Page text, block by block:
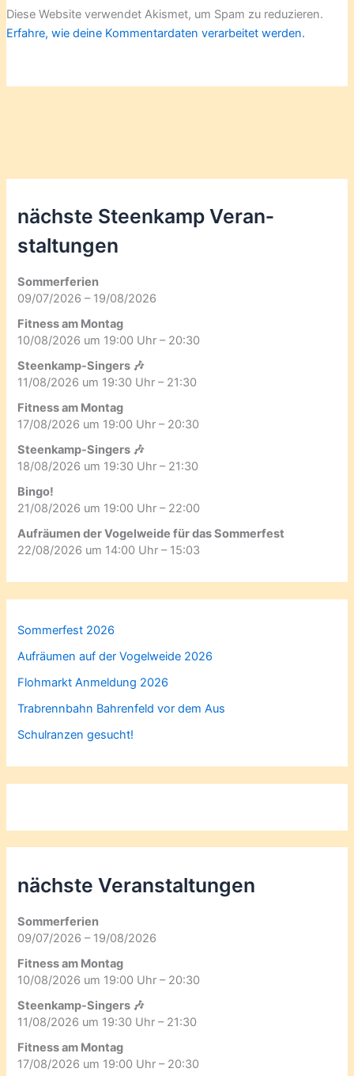
Diese Website verwendet Akismet, um Spam zu reduzieren.
Erfahre, wie deine Kommentardaten verarbeitet werden.
nächste Steenkamp Veran­
staltungen
Sommerferien
09/07/2026 – 19/08/2026
Fitness am Montag
10/08/2026 um 19:00 Uhr – 20:30
Steenkamp-Singers 🎶
11/08/2026 um 19:30 Uhr – 21:30
Fitness am Montag
17/08/2026 um 19:00 Uhr – 20:30
Steenkamp-Singers 🎶
18/08/2026 um 19:30 Uhr – 21:30
Bingo!
21/08/2026 um 19:00 Uhr – 22:00
Aufräumen der Vogelweide für das Sommerfest
22/08/2026 um 14:00 Uhr – 15:03
Sommerfest 2026
Aufräumen auf der Vogelweide 2026
Flohmarkt Anmeldung 2026
Trabrennbahn Bahrenfeld vor dem Aus
Schulranzen gesucht!
nächste Veranstaltungen
Sommerferien
09/07/2026 – 19/08/2026
Fitness am Montag
10/08/2026 um 19:00 Uhr – 20:30
Steenkamp-Singers 🎶
11/08/2026 um 19:30 Uhr – 21:30
Fitness am Montag
17/08/2026 um 19:00 Uhr – 20:30